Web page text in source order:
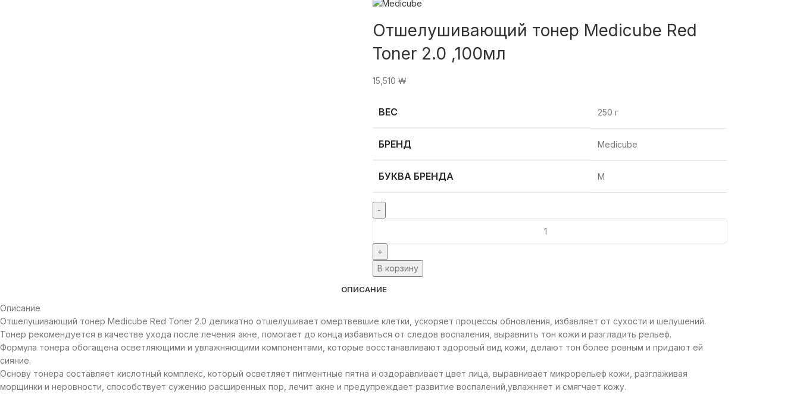
Отшелушивающий тонер Medicube Red
Toner 2.0 ,100мл
15,510 ₩
ВЕС 250 г
БРЕНД Medicube
БУКВА БРЕНДА M
В корзину
ОПИСАНИЕ
Описание
Отшелушивающий тонер Medicube Red Toner 2.0 деликатно отшелушивает омертвевшие клетки, ускоряет процессы обновления, избавляет от сухости и шелушений.
Тонер рекомендуется в качестве ухода после лечения акне, помогает до конца избавиться от следов воспаления, выравнить тон кожи и разгладить рельеф.
Формула тонера обогащена осветляющими и увлажняющими компонентами, которые восстанавливают здоровый вид кожи, делают тон более ровным и придают ей
сияние.
Основу тонера составляет кислотный комплекс, который осветляет пигментные пятна и оздоравливает цвет лица, выравнивает микрорельеф кожи, разглаживая
морщинки и неровности, способствует сужению расширенных пор, лечит акне и предупреждает развитие воспалений,увлажняет и смягчает кожу.